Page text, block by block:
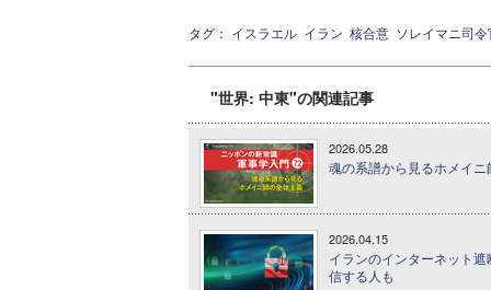
タグ： イスラエル イラン 核合意 ソレイマニ司令
"世界: 中東"の関連記事
2026.05.28
魂の系譜から見るホメイ
2026.04.15
イランのインターネット
信する人も